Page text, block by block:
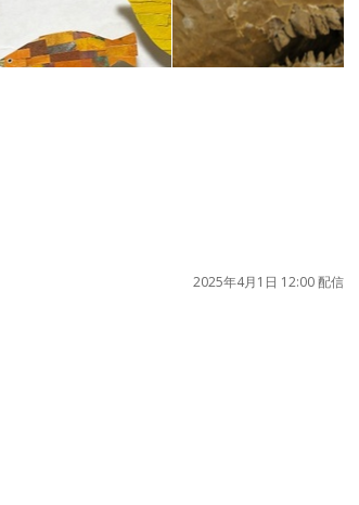
2025年4月1日 12:00 配信